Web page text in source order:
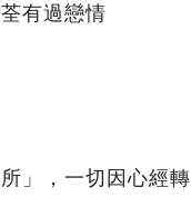
有過戀情
」，一切因心經轉